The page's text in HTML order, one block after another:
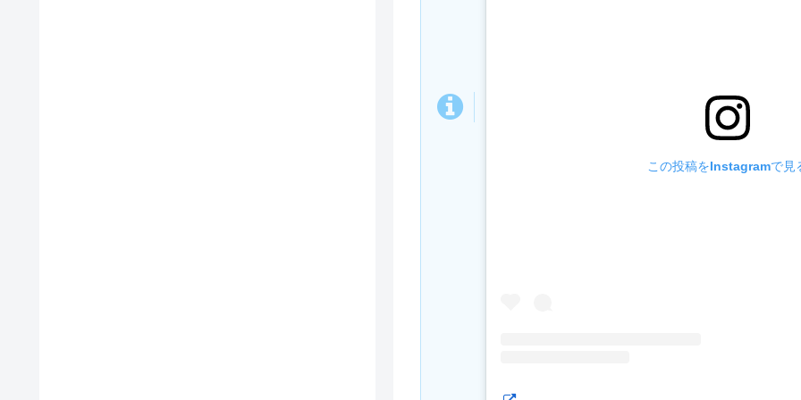
この投稿をInstagramで見